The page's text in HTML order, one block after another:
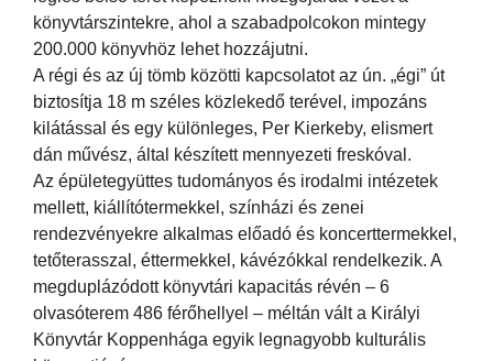
könyvtárszintekre, ahol a szabadpolcokon mintegy
200.000 könyvhöz lehet hozzájutni.
A régi és az új tömb közötti kapcsolatot az ún. „égi” út
biztosítja 18 m széles közlekedő terével, impozáns
kilátással és egy különleges, Per Kierkeby, elismert
dán művész, által készített mennyezeti freskóval.
Az épületegyüttes tudományos és irodalmi intézetek
mellett, kiállítótermekkel, színházi és zenei
rendezvényekre alkalmas előadó és koncerttermekkel,
tetőterasszal, éttermekkel, kávézókkal rendelkezik. A
megduplázódott könyvtári kapacitás révén – 6
olvasóterem 486 férőhellyel – méltán vált a Királyi
Könyvtár Koppenhága egyik legnagyobb kulturális